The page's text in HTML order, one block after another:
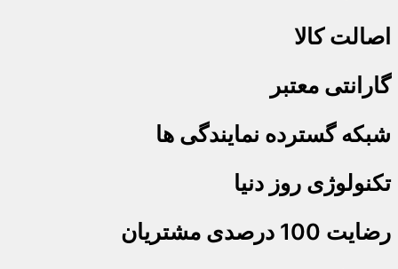
اصالت کالا
گارانتی معتبر
شبکه گسترده نمایندگی ها
تکنولوژی روز دنیا
رضایت 100 درصدی مشتریان